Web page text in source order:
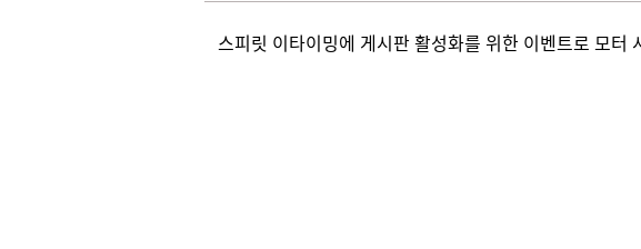
스피릿 이타이밍에 게시판 활성화를 위한 이벤트로 모터